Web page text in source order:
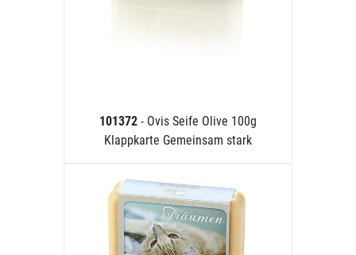
101372 - Ovis Seife Olive 100g
Klappkarte Gemeinsam stark